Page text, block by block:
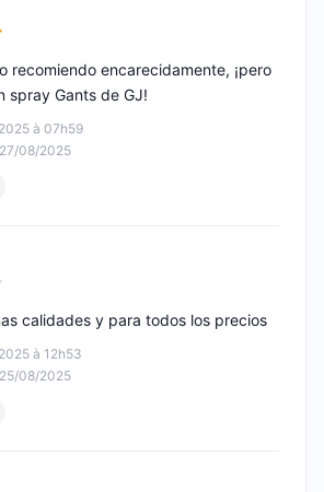
à 07h59
08/2025
recomiendo encarecidamente, ¡pero
spray Gants de GJ!
à 12h53
08/2025
calidades y para todos los precios